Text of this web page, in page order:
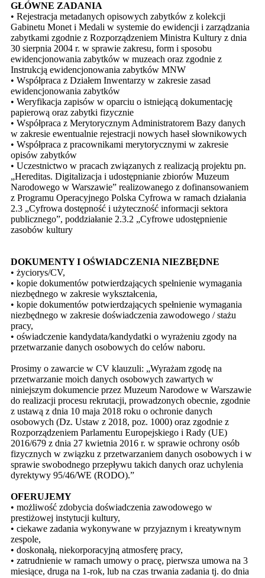
GŁÓWNE ZADANIA
• Rejestracja metadanych opisowych zabytków z kolekcji
Gabinetu Monet i Medali w systemie do ewidencji i zarządzania
zabytkami zgodnie z Rozporządzeniem Ministra Kultury z dnia
30 sierpnia 2004 r. w sprawie zakresu, form i sposobu
ewidencjonowania zabytków w muzeach oraz zgodnie z
Instrukcją ewidencjonowania zabytków MNW
• Współpraca z Działem Inwentarzy w zakresie zasad
ewidencjonowania zabytków
• Weryfikacja zapisów w oparciu o istniejącą dokumentację
papierową oraz zabytki fizycznie
• Współpraca z Merytorycznym Administratorem Bazy danych
w zakresie ewentualnie rejestracji nowych haseł słownikowych
• Współpraca z pracownikami merytorycznymi w zakresie
opisów zabytków
• Uczestnictwo w pracach związanych z realizacją projektu pn.
„Hereditas. Digitalizacja i udostępnianie zbiorów Muzeum
Narodowego w Warszawie” realizowanego z dofinansowaniem
z Programu Operacyjnego Polska Cyfrowa w ramach działania
2.3 „Cyfrowa dostępność i użyteczność informacji sektora
publicznego”, poddziałanie 2.3.2 „Cyfrowe udostępnienie
zasobów kultury
DOKUMENTY I OŚWIADCZENIA NIEZBĘDNE
• życiorys/CV,
• kopie dokumentów potwierdzających spełnienie wymagania
niezbędnego w zakresie wykształcenia,
• kopie dokumentów potwierdzających spełnienie wymagania
niezbędnego w zakresie doświadczenia zawodowego / stażu
pracy,
• oświadczenie kandydata/kandydatki o wyrażeniu zgody na
przetwarzanie danych osobowych do celów naboru.
Prosimy o zawarcie w CV klauzuli: „Wyrażam zgodę na
przetwarzanie moich danych osobowych zawartych w
niniejszym dokumencie przez Muzeum Narodowe w Warszawie
do realizacji procesu rekrutacji, prowadzonych obecnie, zgodnie
z ustawą z dnia 10 maja 2018 roku o ochronie danych
osobowych (Dz. Ustaw z 2018, poz. 1000) oraz zgodnie z
Rozporządzeniem Parlamentu Europejskiego i Rady (UE)
2016/679 z dnia 27 kwietnia 2016 r. w sprawie ochrony osób
fizycznych w związku z przetwarzaniem danych osobowych i w
sprawie swobodnego przepływu takich danych oraz uchylenia
dyrektywy 95/46/WE (RODO).”
OFERUJEMY
• możliwość zdobycia doświadczenia zawodowego w
prestiżowej instytucji kultury,
• ciekawe zadania wykonywane w przyjaznym i kreatywnym
zespole,
• doskonałą, niekorporacyjną atmosferę pracy,
• zatrudnienie w ramach umowy o pracę, pierwsza umowa na 3
miesiące, druga na 1-rok, lub na czas trwania zadania tj. do dnia